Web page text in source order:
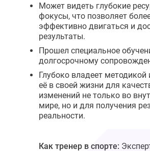
Может видеть глубокие
фокусы, что позволяет
эффективно двигаться и
результаты.
Прошел специальное
долгосрочному
Глубоко владеет методикой
её в своей жизни для
изменений не только во
мире, но и для получения
реальности.
Как тренер в спорте: